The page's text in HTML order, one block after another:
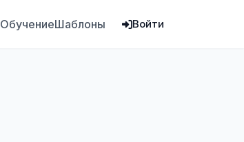
ОбучениеШаблоны Войти